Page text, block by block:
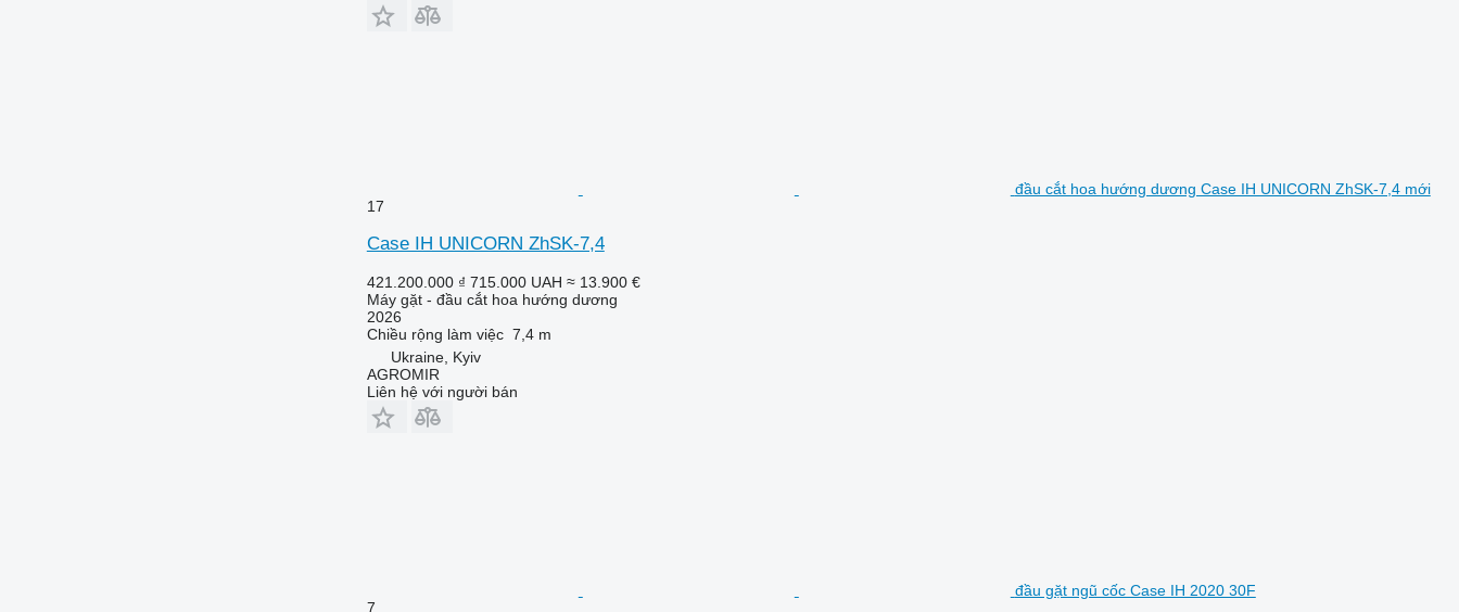
đầu cắt hoa hướng dương Case IH UNICORN ZhSK-7,4 mới
17
Case IH UNICORN ZhSK-7,4
421.200.000 ₫ 715.000 UAH ≈ 13.900 €
Máy gặt - đầu cắt hoa hướng dương
2026
Chiều rộng làm việc 7,4 m
Ukraine, Kyiv
AGROMIR
Liên hệ với người bán
đầu gặt ngũ cốc Case IH 2020 30F
7